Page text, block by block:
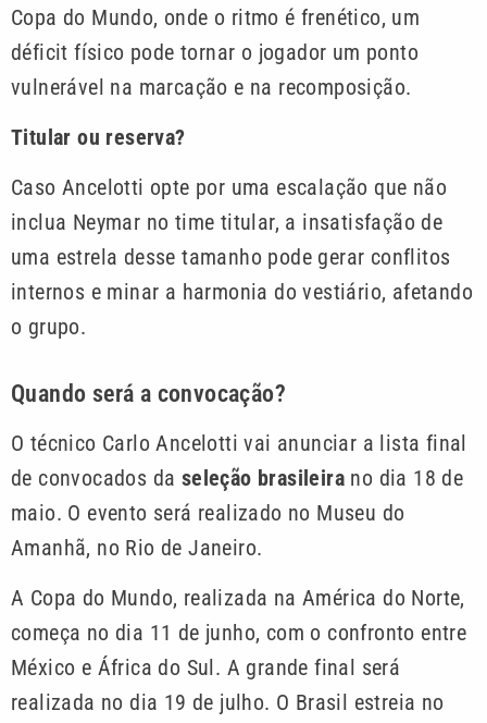
Copa do Mundo, onde o ritmo é frenético, um
déficit físico pode tornar o jogador um ponto
vulnerável na marcação e na recomposição.
Titular ou reserva?
Caso Ancelotti opte por uma escalação que não
inclua Neymar no time titular, a insatisfação de
uma estrela desse tamanho pode gerar conflitos
internos e minar a harmonia do vestiário, afetando
o grupo.
Quando será a convocação?
O técnico Carlo Ancelotti vai anunciar a lista final
de convocados da seleção brasileira no dia 18 de
maio. O evento será realizado no Museu do
Amanhã, no Rio de Janeiro.
A Copa do Mundo, realizada na América do Norte,
começa no dia 11 de junho, com o confronto entre
México e África do Sul. A grande final será
realizada no dia 19 de julho. O Brasil estreia no